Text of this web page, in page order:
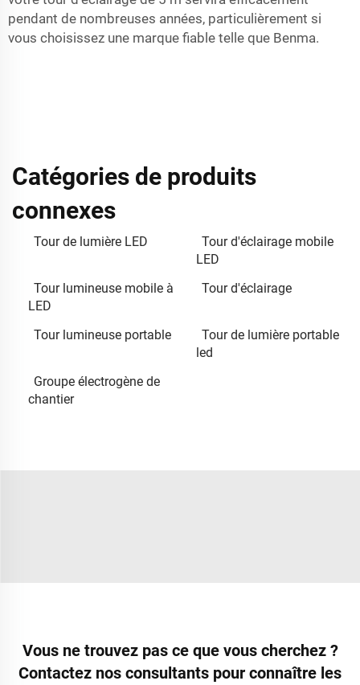
pendant de nombreuses années, particulièrement si
vous choisissez une marque fiable telle que Benma.
Catégories de produits
connexes
Tour de lumière LED
Tour d'éclairage mobile
LED
Tour lumineuse mobile à
LED
Tour d'éclairage
Tour lumineuse portable
Tour de lumière portable
led
Groupe électrogène de
chantier
Vous ne trouvez pas ce que vous cherchez ?
Contactez nos consultants pour connaître les